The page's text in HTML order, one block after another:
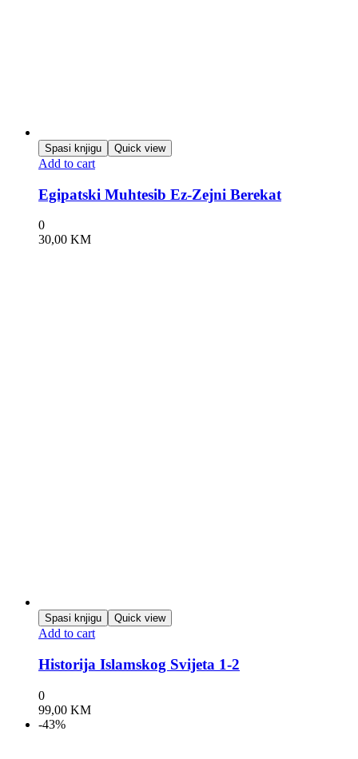
Spasi knjigu Quick view
Add to cart
Egipatski Muhtesib Ez-Zejni Berekat
0
30,00 KM
Spasi knjigu Quick view
Add to cart
Historija Islamskog Svijeta 1-2
0
99,00 KM
-43%